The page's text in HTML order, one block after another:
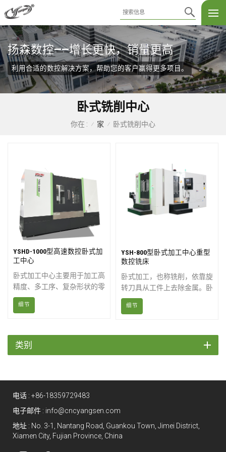
扬森数控——增长更快，销量更高
利用合适的数控解决方案，帮助您的客户赢得更多项目。
卧式铣削中心
你在 : / 家 / 卧式铣削中心
YSHD-1000型高速数控卧式加
工中心
卧式加工中心主要用于加工高
精度、多工序、复杂形状的零
件，如板材、圆盘零件、壳体
零件、模具等。它可以在一次
细节
YSH-800型卧式加工中心重型
数控铣床
卧式加工，也称铣削，依靠旋
转刀具从工件上去除金属。卧
式加工中心还可集成双托盘交
换器，以实现无人值守操作并
件。您可以单独订购替换工作
台。
细节
类别
电话 : +86-18359729483
电子邮件 : info@cncyangsen.com
地址 : No. 3-1, Nantang Road, Guankou Town, Jimei District,
Xiamen City, Fujian Province, China